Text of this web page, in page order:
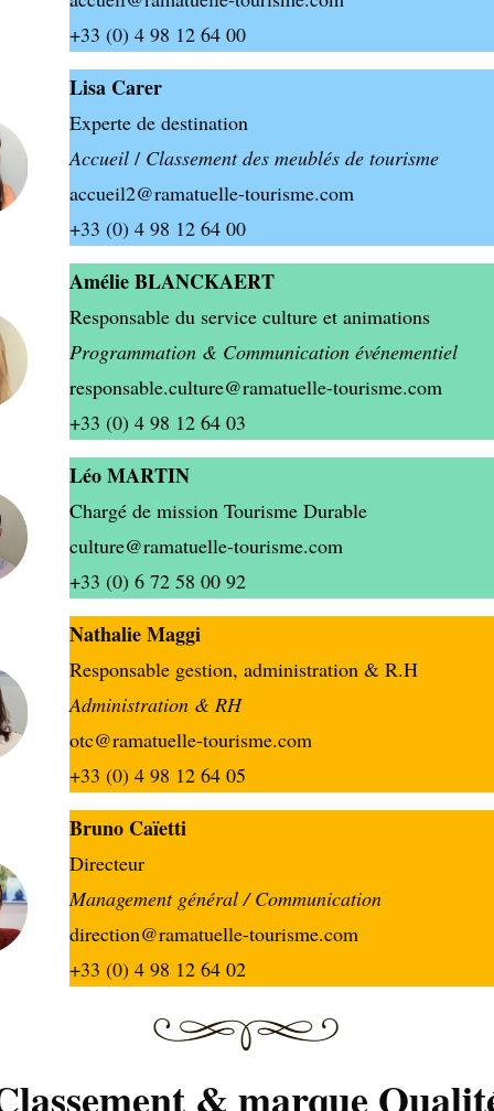
+33 (0) 4 98 12 64 00
Lisa Carer
Experte de destination
Accueil / Classement des meublés de tourisme
accueil2@ramatuelle-tourisme.com
+33 (0) 4 98 12 64 00
Amélie BLANCKAERT
Responsable du service culture et animations
Programmation & Communication événementiel
responsable.culture@ramatuelle-tourisme.com
+33 (0) 4 98 12 64 03
Léo MARTIN
Chargé de mission Tourisme Durable
culture@ramatuelle-tourisme.com
+33 (0) 6 72 58 00 92
Nathalie Maggi
Responsable gestion, administration & R.H
Administration & RH
otc@ramatuelle-tourisme.com
+33 (0) 4 98 12 64 05
Bruno Caïetti
Directeur
Management général / Communication
direction@ramatuelle-tourisme.com
+33 (0) 4 98 12 64 02
& marque